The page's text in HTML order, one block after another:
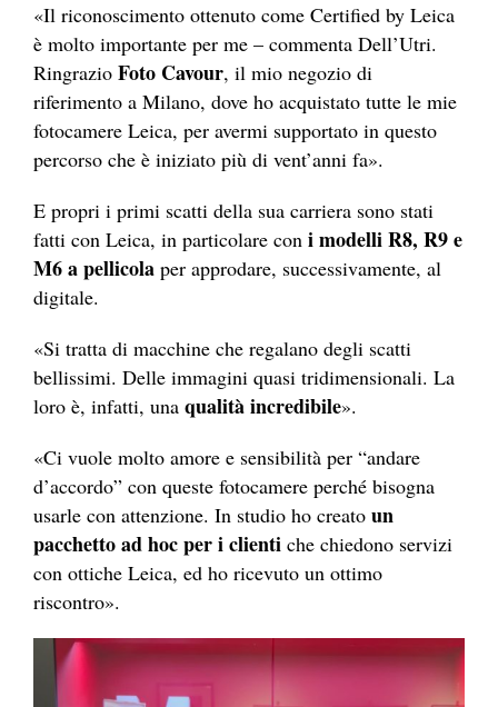
«Il riconoscimento ottenuto come Certified by Leica
è molto importante per me – commenta Dell’Utri.
Ringrazio Foto Cavour, il mio negozio di
riferimento a Milano, dove ho acquistato tutte le mie
fotocamere Leica, per avermi supportato in questo
percorso che è iniziato più di vent’anni fa».
E propri i primi scatti della sua carriera sono stati
fatti con Leica, in particolare con i modelli R8, R9 e
M6 a pellicola per approdare, successivamente, al
digitale.
«Si tratta di macchine che regalano degli scatti
bellissimi. Delle immagini quasi tridimensionali. La
loro è, infatti, una qualità incredibile».
«Ci vuole molto amore e sensibilità per “andare
d’accordo” con queste fotocamere perché bisogna
usarle con attenzione. In studio ho creato un
pacchetto ad hoc per i clienti che chiedono servizi
con ottiche Leica, ed ho ricevuto un ottimo
riscontro».